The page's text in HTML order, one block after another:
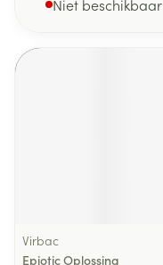
Niet beschikbaar
Virbac
Epiotic Oplossing